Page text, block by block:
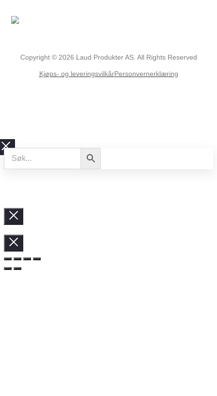
Copyright © 2026 Laud Produkter AS. All Rights Reserved
Kjøps- og leveringsvilkårPersonvernerklæring